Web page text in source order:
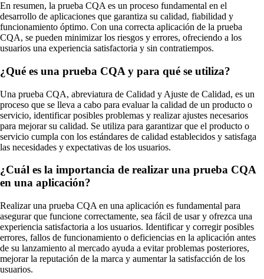
En resumen, la prueba CQA es un proceso fundamental en el
desarrollo de aplicaciones que garantiza su calidad, fiabilidad y
funcionamiento óptimo. Con una correcta aplicación de la prueba
CQA, se pueden minimizar los riesgos y errores, ofreciendo a los
usuarios una experiencia satisfactoria y sin contratiempos.
¿Qué es una prueba CQA y para qué se utiliza?
Una prueba CQA, abreviatura de Calidad y Ajuste de Calidad, es un
proceso que se lleva a cabo para evaluar la calidad de un producto o
servicio, identificar posibles problemas y realizar ajustes necesarios
para mejorar su calidad. Se utiliza para garantizar que el producto o
servicio cumpla con los estándares de calidad establecidos y satisfaga
las necesidades y expectativas de los usuarios.
¿Cuál es la importancia de realizar una prueba CQA
en una aplicación?
Realizar una prueba CQA en una aplicación es fundamental para
asegurar que funcione correctamente, sea fácil de usar y ofrezca una
experiencia satisfactoria a los usuarios. Identificar y corregir posibles
errores, fallos de funcionamiento o deficiencias en la aplicación antes
de su lanzamiento al mercado ayuda a evitar problemas posteriores,
mejorar la reputación de la marca y aumentar la satisfacción de los
usuarios.